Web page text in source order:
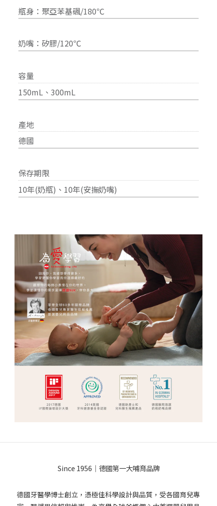
瓶身：聚亞苯基碸/180℃
奶嘴：矽膠/120℃
容量
150mL、300mL
產地
德國
保存期限
10年(奶瓶)、10年(安撫奶嘴)
Since 1956｜德國第一大哺育品牌
德國牙醫學博士創立，憑極佳科學設計與品質，受各國育兒專